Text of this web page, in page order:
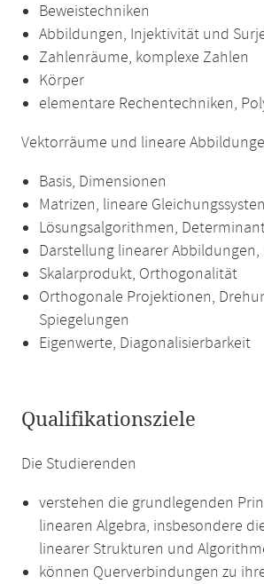
Beweistechniken
Abbildungen, Injektivität und
Zahlenräume, komplexe Zahlen
Körper
elementare Rechentechniken,
Vektorräume und lineare
Basis, Dimensionen
Matrizen, lineare
Lösungsalgorithmen,
Darstellung linearer Abbildungen,
Skalarprodukt, Orthogonalität
Orthogonale Projektionen,
Spiegelungen
Eigenwerte, Diagonalisierbarkeit
Qualifikationsziele
Die Studierenden
verstehen die grundlegenden
linearen Algebra, insbesondere
linearer Strukturen und
können Querverbindungen zu